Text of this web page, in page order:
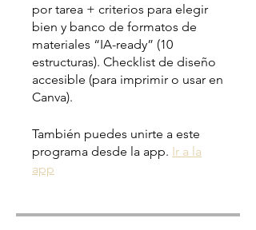
por tarea + criterios para elegir
bien y banco de formatos de
materiales “IA-ready” (10
estructuras). Checklist de diseño
accesible (para imprimir o usar en
Canva).
También puedes unirte a este
programa desde la app. Ir a la
app